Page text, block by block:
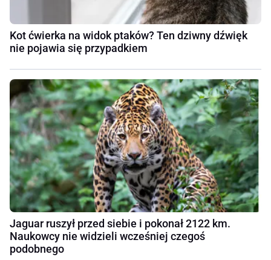
Kot ćwierka na widok ptaków? Ten dziwny dźwięk
nie pojawia się przypadkiem
Jaguar ruszył przed siebie i pokonał 2122 km.
Naukowcy nie widzieli wcześniej czegoś
podobnego